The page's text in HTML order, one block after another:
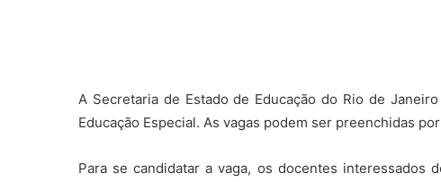
A Secretaria de Estado de Educação do Rio de
Educação Especial. As vagas podem ser preenchidas
Para se candidatar a vaga, os docentes interessados